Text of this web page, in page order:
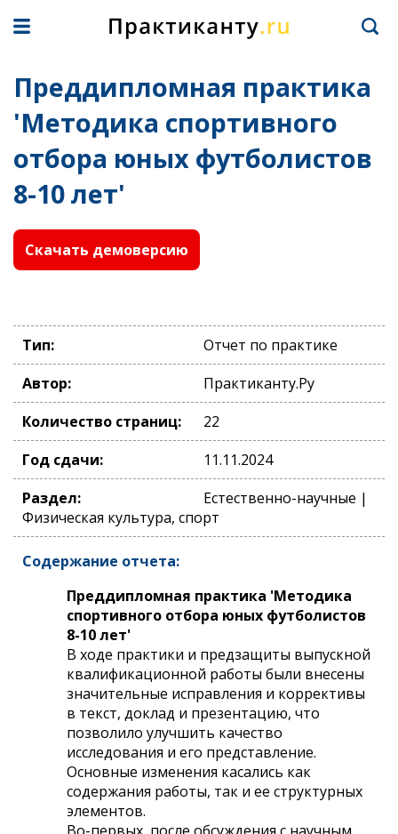
Преддипломная практика
'Методика спортивного
отбора юных футболистов
8-10 лет'
Скачать демоверсию
Тип:
Отчет по практике
Автор:
Практиканту.Ру
Количество страниц:
22
Год сдачи:
11.11.2024
Раздел:
Естественно-научные |
Физическая культура, спорт
Содержание отчета:
Преддипломная практика 'Методика
спортивного отбора юных футболистов
8-10 лет'
В ходе практики и предзащиты выпускной
квалификационной работы были внесены
значительные исправления и коррективы
в текст, доклад и презентацию, что
позволило улучшить качество
исследования и его представление.
Основные изменения касались как
содержания работы, так и ее структурных
элементов.